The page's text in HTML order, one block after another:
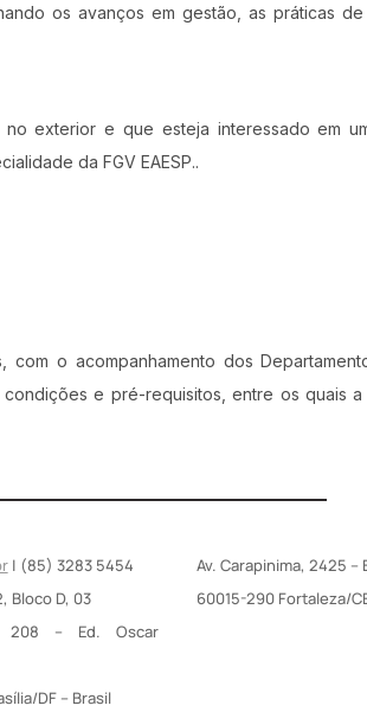
os avanços em gestão, as práticas
exterior e que esteja interessado em
da FGV EAESP..
o acompanhamento dos
e pré-requisitos, entre os quais
| (85) 3283 5454
Bloco D, 03
208 – Ed. Oscar
DF – Brasil
Av. Carapinima, 2425 –
60015-290 Fortaleza/